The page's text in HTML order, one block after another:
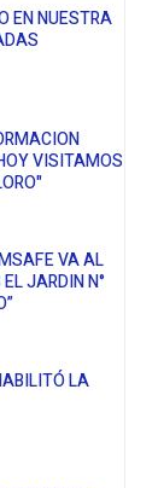
EN NUESTRA
VISITAMOS
VA AL
JARDIN N°
LA